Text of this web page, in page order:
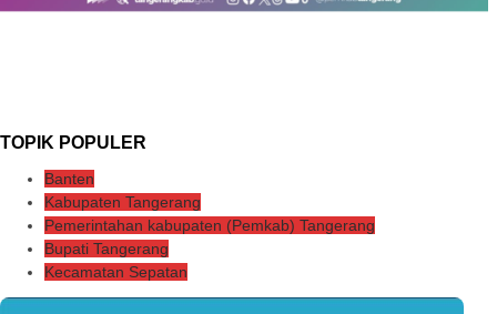
TOPIK POPULER
Banten
Kabupaten Tangerang
Pemerintahan kabupaten (Pemkab) Tangerang
Bupati Tangerang
Kecamatan Sepatan